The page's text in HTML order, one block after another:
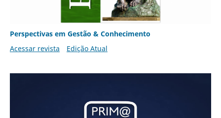
Perspectivas em Gestão & Conhecimento
Acessar revista
Edição Atual